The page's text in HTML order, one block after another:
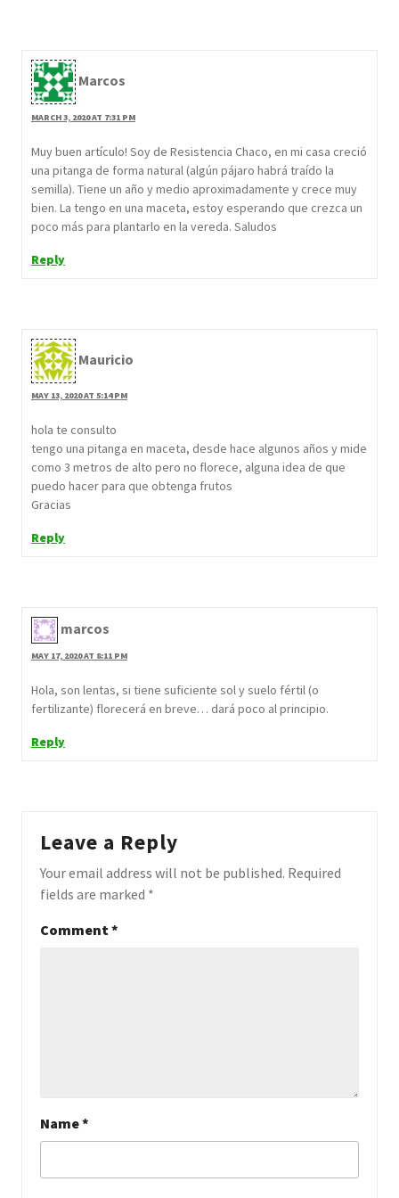
Marcos
MARCH 3, 2020 AT 7:31 PM
Muy buen artículo! Soy de Resistencia Chaco, en mi casa creció
una pitanga de forma natural (algún pájaro habrá traído la
semilla). Tiene un año y medio aproximadamente y crece muy
bien. La tengo en una maceta, estoy esperando que crezca un
poco más para plantarlo en la vereda. Saludos
Reply
Mauricio
MAY 13, 2020 AT 5:14 PM
hola te consulto
tengo una pitanga en maceta, desde hace algunos años y mide
como 3 metros de alto pero no florece, alguna idea de que
puedo hacer para que obtenga frutos
Gracias
Reply
marcos
MAY 17, 2020 AT 8:11 PM
Hola, son lentas, si tiene suficiente sol y suelo fértil (o
fertilizante) florecerá en breve… dará poco al principio.
Reply
Leave a Reply
Your email address will not be published. Required
fields are marked *
Comment*
Name*